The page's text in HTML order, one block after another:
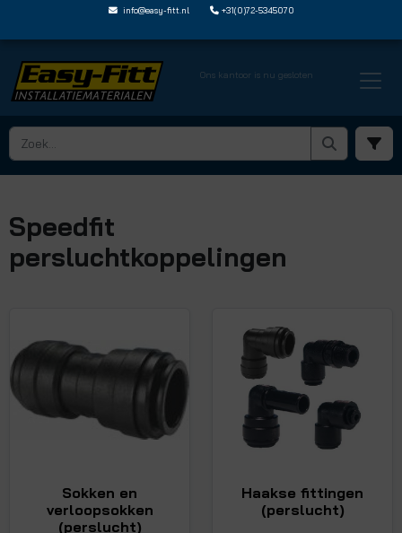
info@easy-fitt.nl +31(0)72-5345070
Ons kantoor is nu gesloten
Speedfit
persluchtkoppelingen
Sokken en
verloopsokken
(perslucht)
Haakse fittingen
(perslucht)